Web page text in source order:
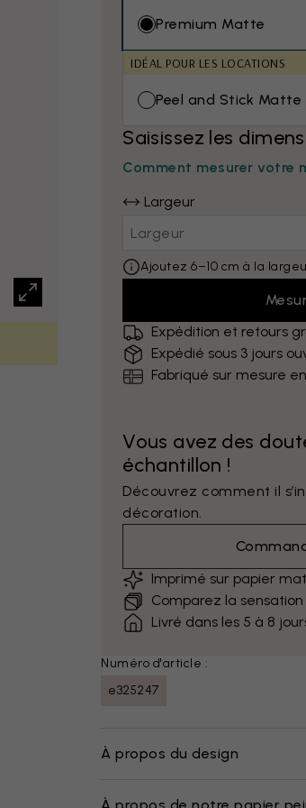
Premium Matte
IDÉAL POUR LES LOCATIONS
Peel and Stick Matte
Saisissez les
Comment mesurer votre
Largeur
Ajoutez 6–10 cm à la
Expédition et retours
Expédié sous 3 jours
Fabriqué sur mesure
Vous avez des
échantillon !
Découvrez comment il
décoration.
Imprimé sur papier
Comparez la
Livré dans les 5 à 8
Numéro d'article :
e325247
À propos du design